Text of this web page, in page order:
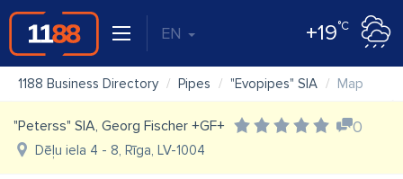
EN +19°C
1188 Business Directory Pipes "Evopipes" SIA Map
"Peterss" SIA, Georg Fischer +GF+ 0
Dēļu iela 4 - 8, Rīga, LV-1004